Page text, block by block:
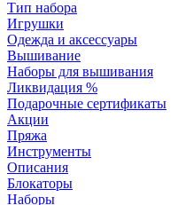
Тип набора
Игрушки
Одежда и аксессуары
Вышивание
Наборы для вышивания
Ликвидация %
Подарочные сертификаты
Акции
Пряжа
Инструменты
Описания
Блокаторы
Наборы